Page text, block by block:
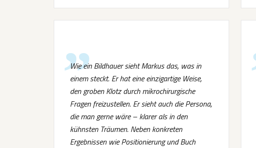
Wie ein Bildhauer sieht Markus das, was in
einem steckt. Er hat eine einzigartige Weise,
den groben Klotz durch mikrochirurgische
Fragen freizustellen. Er sieht auch die Persona,
die man gerne wäre – klarer als in den
kühnsten Träumen. Neben konkreten
Ergebnissen wie Positionierung und Buch